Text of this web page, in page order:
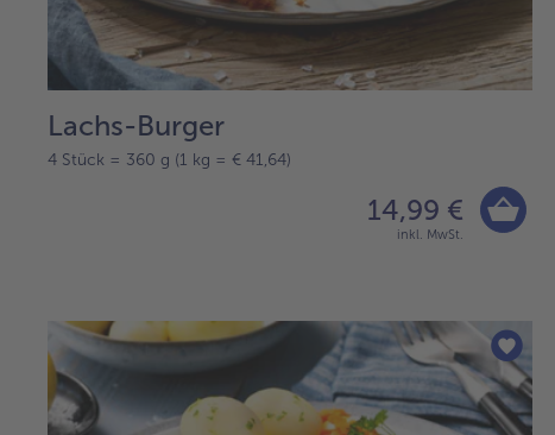
Lachs-Burger
4 Stück = 360 g (1 kg = € 41,64)
14,99 €
inkl. MwSt.